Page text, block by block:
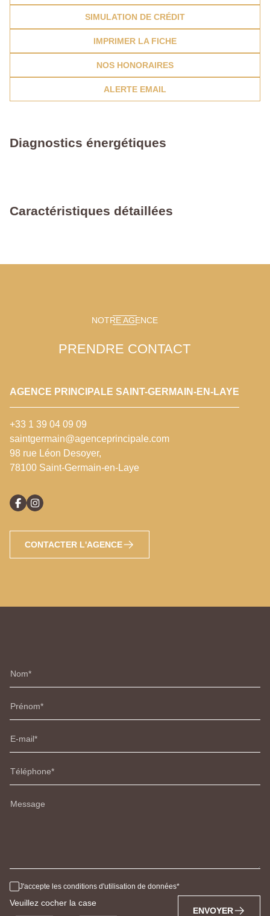
SIMULATION DE CRÉDIT
IMPRIMER LA FICHE
NOS HONORAIRES
ALERTE EMAIL
Diagnostics énergétiques
Caractéristiques détaillées
NOTRE AGENCE
PRENDRE CONTACT
AGENCE PRINCIPALE SAINT-GERMAIN-EN-LAYE
+33 1 39 04 09 09
saintgermain@agenceprincipale.com
98 rue Léon Desoyer,
78100 Saint-Germain-en-Laye
CONTACTER L'AGENCE
Nom
Prénom
E-mail
Téléphone
Message
J'accepte les conditions d'utilisation de données
Veuillez cocher la case
ENVOYER